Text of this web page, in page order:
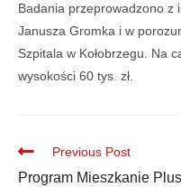
Badania przeprowadzono z
Janusza Gromka i w
Szpitala w Kołobrzegu. Na
wysokości 60 tys. zł.
Previous Post
Program Mieszkanie